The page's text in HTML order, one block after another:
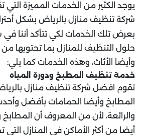
يوجد الكثير من الخدمات المميزة
شركة تنظيف منازل بالرياض بشكل
بعرض تلك الخدمات لكي تتأكد أننا في
حلول التنظيف للمنازل بما تحتويها
وأيضا الأثاث، وهذه الخدمات كما يلي:
خدمة تنظيف المطبخ ودورة المياه
تقوم افضل شركة تنظيف منازل
المطابخ وأيضا الحمامات بأفضل
والرائعة، لأن من المعروف أن المطابخ
أيضا من أكثر الأماكن في المنازل التي